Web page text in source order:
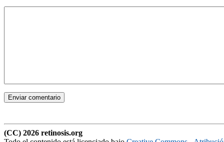
(CC) 2026 retinosis.org